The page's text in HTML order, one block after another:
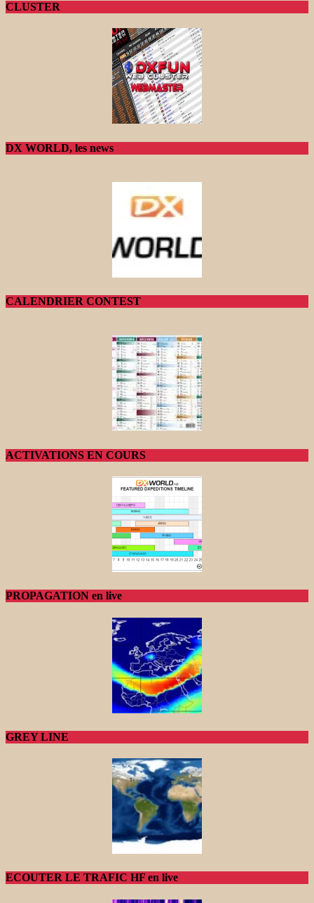
CLUSTER
DX WORLD, les news
CALENDRIER CONTEST
ACTIVATIONS EN COURS
PROPAGATION en live
GREY LINE
ECOUTER LE TRAFIC HF en live